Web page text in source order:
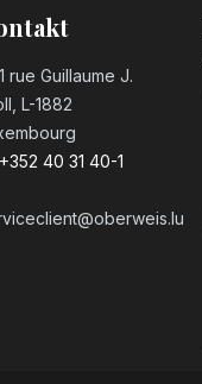
rue Guillaume J.
L-1882
+352 40 31 40-1